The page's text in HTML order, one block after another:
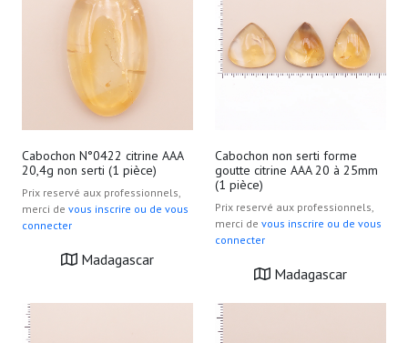
Cabochon N°0422 citrine AAA
20,4g non serti (1 pièce)
Prix reservé aux professionnels,
merci de vous inscrire ou de vous
connecter
Madagascar
Cabochon non serti forme
goutte citrine AAA 20 à 25mm
(1 pièce)
Prix reservé aux professionnels,
merci de vous inscrire ou de vous
connecter
Madagascar